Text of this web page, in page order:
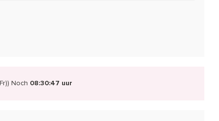
Noch 08:30:46 uur